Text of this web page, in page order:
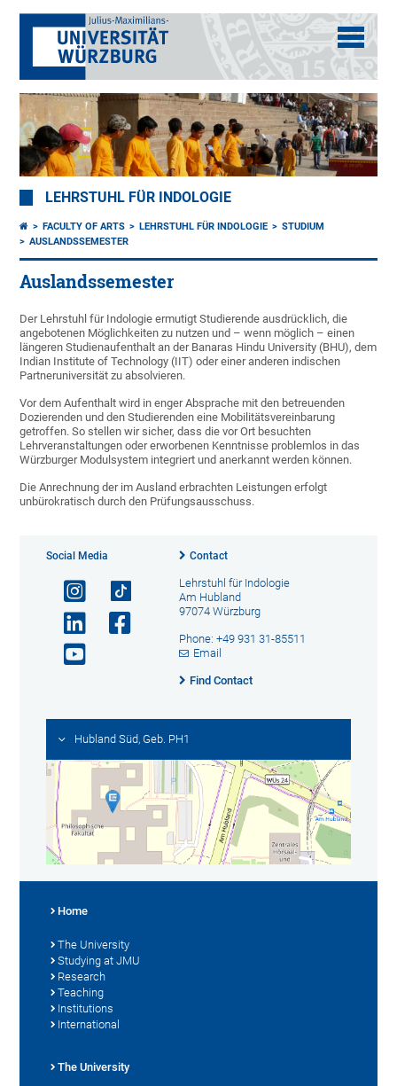
LEHRSTUHL FÜR INDOLOGIE
FACULTY OF ARTS LEHRSTUHL FÜR INDOLOGIE
STUDIUM
AUSLANDSSEMESTER
Auslandssemester
Der Lehrstuhl für Indologie ermutigt Studierende ausdrücklich, die
angebotenen Möglichkeiten zu nutzen und – wenn möglich – einen
längeren Studienaufenthalt an der Banaras Hindu University (BHU), dem
Indian Institute of Technology (IIT) oder einer anderen indischen
Partneruniversität zu absolvieren.
Vor dem Aufenthalt wird in enger Absprache mit den betreuenden
Dozierenden und den Studierenden eine Mobilitätsvereinbarung
getroffen. So stellen wir sicher, dass die vor Ort besuchten
Lehrveranstaltungen oder erworbenen Kenntnisse problemlos in das
Würzburger Modulsystem integriert und anerkannt werden können.
Die Anrechnung der im Ausland erbrachten Leistungen erfolgt
unbürokratisch durch den Prüfungsausschuss.
Social Media Contact
Lehrstuhl für Indologie
Am Hubland
97074 Würzburg
Phone: +49 931 31-85511
Email
Find Contact
Hubland Süd, Geb. PH1
Home
The University
Studying at JMU
Research
Teaching
Institutions
International
The University